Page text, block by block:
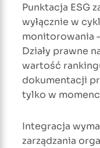
Punktacja ESG
wyłącznie w
monitorowania
Działy prawne
wartość
dokumentacji
tylko w
Integracja
zarządzania